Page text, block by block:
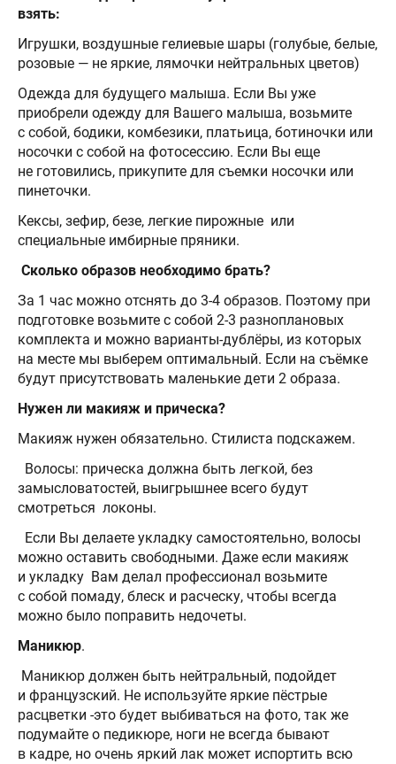
взять:
Игрушки, воздушные гелиевые шары (голубые, белые,
розовые — не яркие, лямочки нейтральных цветов)
Одежда для будущего малыша. Если Вы уже
приобрели одежду для Вашего малыша, возьмите
с собой, бодики, комбезики, платьица, ботиночки или
носочки с собой на фотосессию. Если Вы еще
не готовились, прикупите для съемки носочки или
пинеточки.
Кексы, зефир, безе, легкие пирожные или
специальные имбирные пряники.
Сколько образов необходимо брать?
За 1 час можно отснять до 3-4 образов. Поэтому при
подготовке возьмите с собой 2-3 разноплановых
комплекта и можно варианты-дублёры, из которых
на месте мы выберем оптимальный. Если на съёмке
будут присутствовать маленькие дети 2 образа.
Нужен ли макияж и прическа?
Макияж нужен обязательно. Стилиста подскажем.
Волосы: прическа должна быть легкой, без
замысловатостей, выигрышнее всего будут
смотреться локоны.
Если Вы делаете укладку самостоятельно, волосы
можно оставить свободными. Даже если макияж
и укладку Вам делал профессионал возьмите
с собой помаду, блеск и расческу, чтобы всегда
можно было поправить недочеты.
Маникюр.
Маникюр должен быть нейтральный, подойдет
и французский. Не используйте яркие пёстрые
расцветки -это будет выбиваться на фото, так же
подумайте о педикюре, ноги не всегда бывают
в кадре, но очень яркий лак может испортить всю